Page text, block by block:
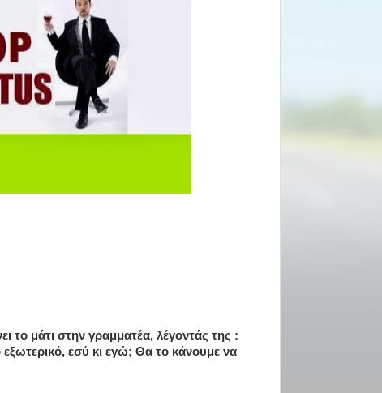
το μάτι στην γραμματέα, λέγοντάς της :
εσύ κι εγώ; Θα το κάνουμε να